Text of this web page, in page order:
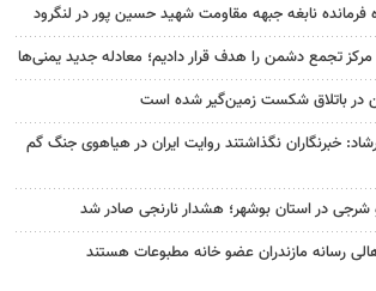
فرمانده نابغه جبهه مقاومت شهید حسین پور در لنگرود
تجمع دشمن را هدف قرار دادیم؛ معادله جدید یمنی‌ها
در باتلاق شکست زمین‌گیر شده است
خبرنگاران نگذاشتند روایت ایران در هیاهوی جنگ گم
شرجی در استان بوشهر؛ هشدار نارنجی صادر شد